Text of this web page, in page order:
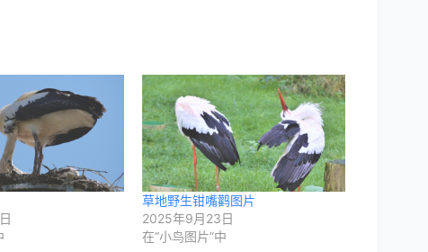
草地野生钳嘴鹳图片
2025年9月23日
在“小鸟图片”中